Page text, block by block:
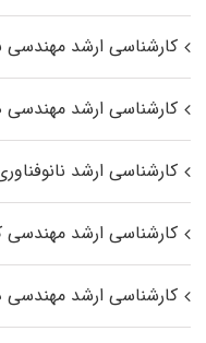
کارشناسی ارشد مهندسی
کارشناسی ارشد مهندسی
کارشناسی ارشد
کارشناسی ارشد مهندسی
کارشناسی ارشد مهندسی